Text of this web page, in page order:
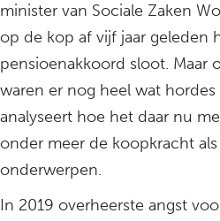
minister van Sociale Zaken
op de kop af vijf jaar geleden
pensioenakkoord sloot. Maar
waren er nog heel wat
analyseert hoe het daar nu
onder meer de koopkracht
onderwerpen.
In 2019 overheerste angst